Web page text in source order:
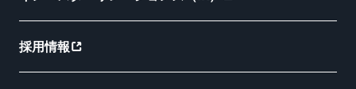
採用情報